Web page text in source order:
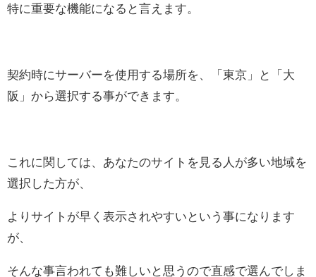
特に重要な機能になると言えます。
契約時にサーバーを使用する場所を、「東京」と「大
阪」から選択する事ができます。
これに関しては、あなたのサイトを見る人が多い地域を
選択した方が、
よりサイトが早く表示されやすいという事になります
が、
そんな事言われても難しいと思うので直感で選んでしま